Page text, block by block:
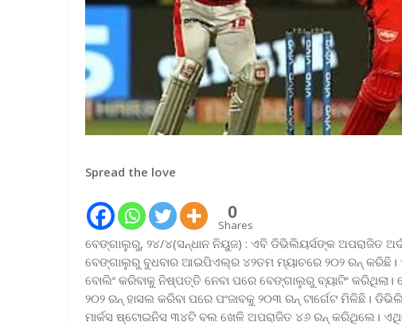
Spread the love
0
Shares
ବେଙ୍ଗାଲୁରୁ, ୨୪/୪(ସନ୍ଧାନ ନିୟୁଜ) : ଏବି ଡିଭିଲିୟର୍ସଙ୍କ ଅପରାଜିତ
ବେଙ୍ଗାଲୁରୁ ବୁଧବାର ଆଇପିଏଲ୍‌ର ୪୨ତମ ମ୍ୟାଚରେ ୨୦୨ ରନ୍‌ କରିଛି।
ବୋଲିଂ କରିବାକୁ ନିଷ୍ପତ୍ତି ନେବା ପରେ ବେଙ୍ଗାଲୁରୁ ବ୍ୟାଟିଂ
୨୦୨ ରନ୍‌ ହାସଲ କରିବା ପରେ ପଂଜାବକୁ ୨୦୩ ରନ୍‌ ଟାର୍ଗେଟ ମିଳିଛି।
ମାର୍କସ ଷ୍ଟୋଇନିସ ୩୪ଟି ବଲ ଖେଳି ଅପରାଜିତ ୪୬ ରନ୍‌ କରିଥିଲେ।